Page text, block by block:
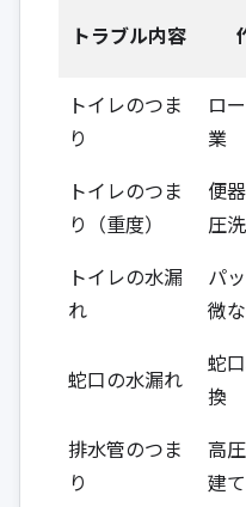
トラブル内容
トイレのつま
り
ロ
業
トイレのつま
り（重度）
便
圧
トイレの水漏
れ
パ
微
蛇口の水漏れ
蛇
換
排水管のつま
り
高
建て